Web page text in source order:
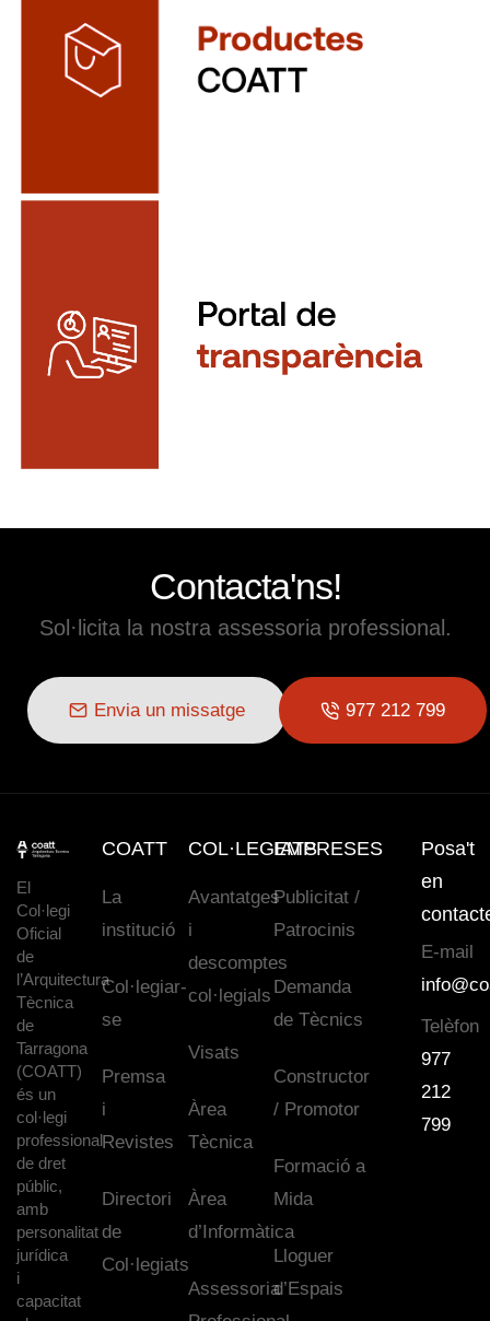
Contacta'ns!
Sol·licita la nostra assessoria professional.
Envia un missatge 977 212 799
El
Col·legi
Oficial
de
l’Arquitectura
Tècnica
de
Tarragona
(COATT)
és un
col·legi
professional
de dret
públic,
amb
personalitat
jurídica
i
capacitat
COATT
La
institució
Col·legiar-
se
Premsa
i
Revistes
Directori
de
Col·legiats
COL·LEGIATS
Avantatges
i
descomptes
col·legials
Visats
Àrea
Tècnica
Àrea
d’Informàtica
Assessoria
EMPRESES
Publicitat /
Patrocinis
Demanda
de Tècnics
Constructor
/ Promotor
Formació a
Mida
Lloguer
d’Espais
Posa't
en
E-mail
Telèfon
977
212
799